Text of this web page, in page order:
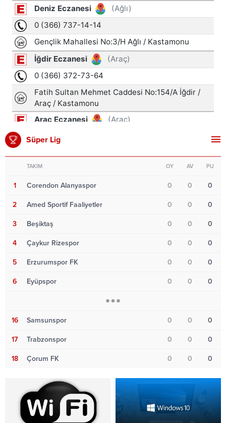
Süper Lig
TAKIM OY AV PU
1 Corendon Alanyaspor 0 0 0
2 Amed Sportif Faaliyetler 0 0 0
3 Beşiktaş 0 0 0
4 Çaykur Rizespor 0 0 0
5 Erzurumspor FK 0 0 0
6 Eyüpspor 0 0 0
16 Samsunspor 0 0 0
17 Trabzonspor 0 0 0
18 Çorum FK 0 0 0